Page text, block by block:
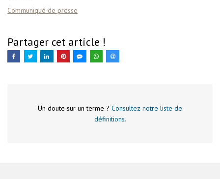
Communiqué de presse
Partager cet article !
Un doute sur un terme ? Consultez notre liste de
définitions.